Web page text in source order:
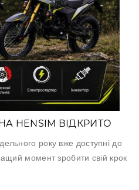
HENSIM ВІДКРИТО
року вже доступні до
момент зробити свій крок